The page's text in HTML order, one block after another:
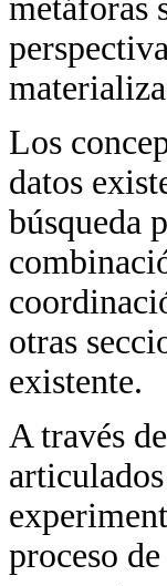
metáforas
Los
datos
búsqueda
otras
existente.
A través
proceso